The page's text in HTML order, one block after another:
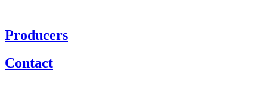
Producers
Contact